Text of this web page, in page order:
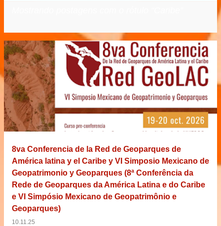
P
o
s
a
g
8va Conferencia de la Red de Geoparques de
América latina y el Caribe y VI Simposio Mexicano de
Geopatrimonio y Geoparques (8ª Conferência da
Rede de Geoparques da América Latina e do Caribe
e VI Simpósio Mexicano de Geopatrimônio e
Geoparques)
10.11.25